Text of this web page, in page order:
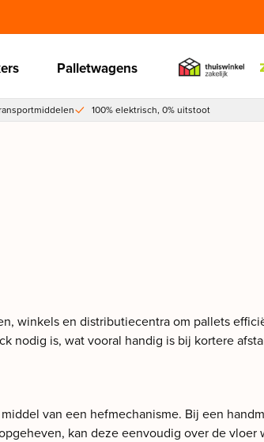
Palletwagens
100% elektrisch, 0% uitstoot
winkels en distributiecentra om pallets
nodig is, wat vooral handig is bij kortere
van een hefmechanisme. Bij een
kan deze eenvoudig over de vloer